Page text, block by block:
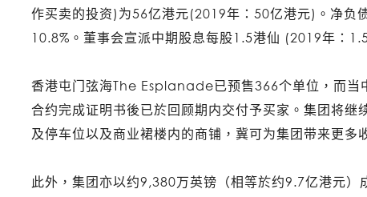
作买卖的投资)为56亿港元(2019年：50亿港元)。净负
10.8%。董事会宣派中期股息每股1.5港仙 (2019年：
香港屯门弦海The Esplanade已预售366个单位，而当
合约完成证明书後已於回顾期内交付予买家。集团将继
及停车位以及商业裙楼内的商铺，冀可为集团带来更多
此外，集团亦以约9,380万英镑（相等於约9.7亿港元）